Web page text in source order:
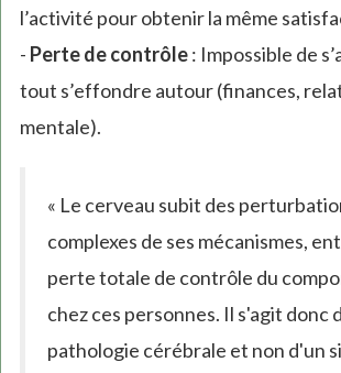
l’activité pour obtenir la même
- Perte de contrôle: Impossible de
tout s’effondre autour (finances,
mentale).
« Le cerveau subit des
complexes de ses mécanismes,
perte totale de contrôle du
chez ces personnes. Il s'agit donc
pathologie cérébrale et non d'un